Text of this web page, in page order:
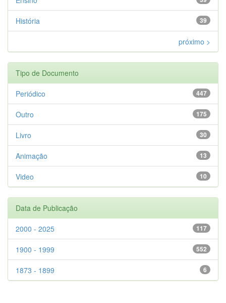
39
História
próximo >
Tipo de Documento
447
Periódico
175
Outro
30
Livro
13
Animação
10
Video
Data de Publicação
117
2000 - 2025
552
1900 - 1999
6
1873 - 1899